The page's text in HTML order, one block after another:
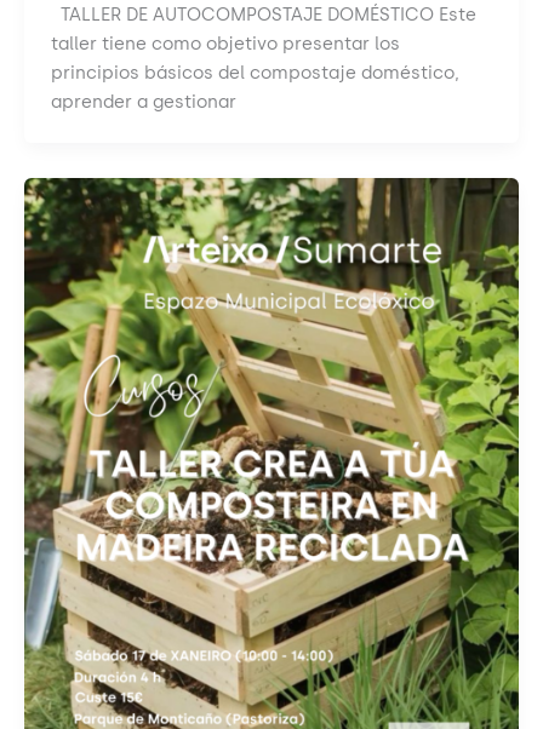
TALLER DE AUTOCOMPOSTAJE DOMÉSTICO Este
taller tiene como objetivo presentar los
principios básicos del compostaje doméstico,
aprender a gestionar